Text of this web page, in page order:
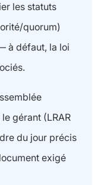
les statuts
quorum)
à défaut, la loi
gérant (LRAR
du jour précis
exigé